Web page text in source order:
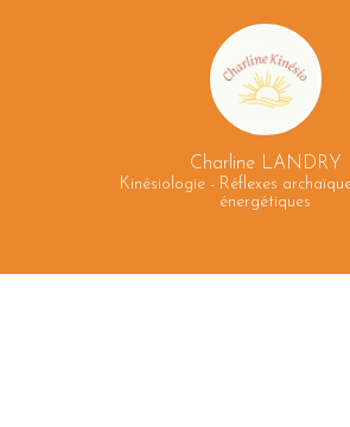
Charline LANDRY
Kinésiologie - Réflexes
énergétiques